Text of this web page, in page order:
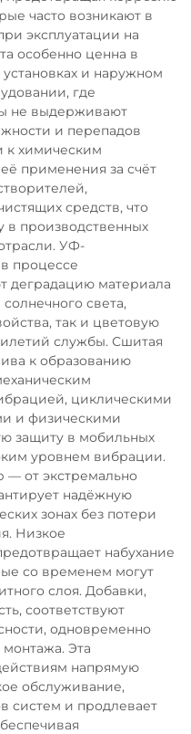
часто возникают в
эксплуатации на
особенно ценна в
и наружном
где
не выдерживают
и перепадов
к химическим
применения за счёт
средств, что
в производственных
УФ-
процессе
деградацию материала
света,
так и цветовую
службы. Сшитая
к образованию
циклическими
и физическими
защиту в мобильных
уровнем вибрации.
— от экстремально
надёжную
зонах без потери
Низкое
набухание
со временем могут
слоя. Добавки,
соответствуют
одновременно
монтажа. Эта
напрямую
обслуживание,
систем и продлевает